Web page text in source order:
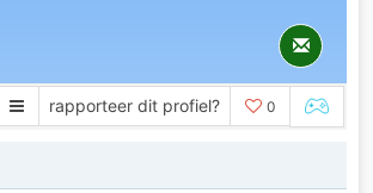
rapporteer dit profiel? 0